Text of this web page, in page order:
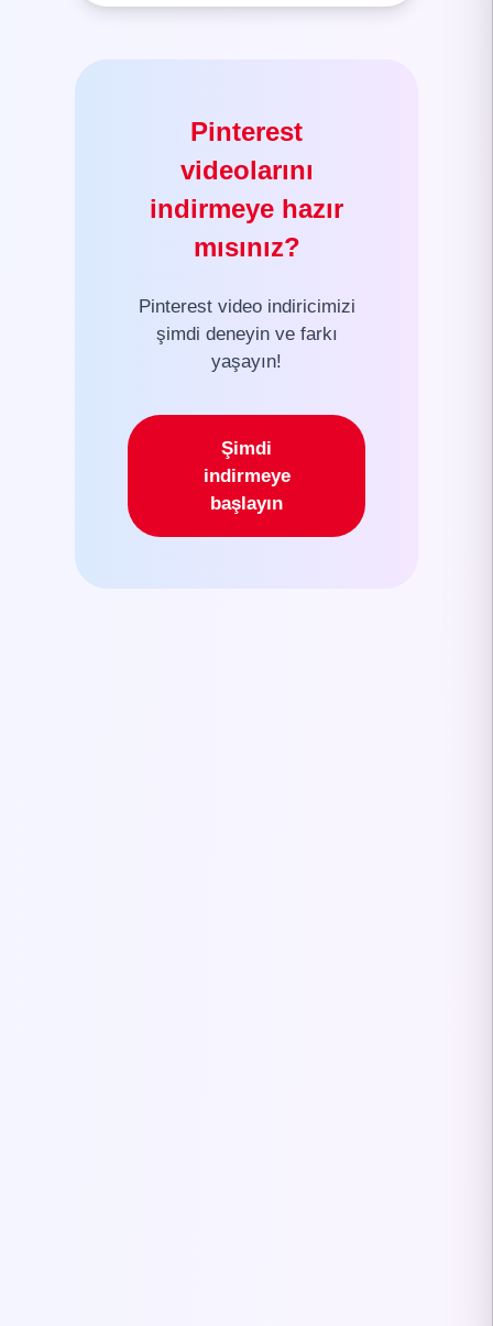
Pinterest
videolarını
indirmeye hazır
mısınız?
Pinterest video indiricimizi
şimdi deneyin ve farkı
yaşayın!
Şimdi
indirmeye
başlayın